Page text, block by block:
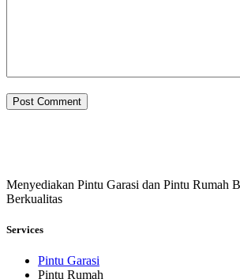
Post Comment
Menyediakan Pintu Garasi dan Pintu Rumah
Berkualitas
Services
Pintu Garasi
Pintu Rumah